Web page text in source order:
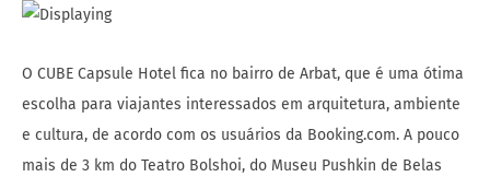
O CUBE Capsule Hotel fica no bairro de Arbat, que é uma ótima
escolha para viajantes interessados em arquitetura, ambiente
e cultura, de acordo com os usuários da Booking.com. A pouco
mais de 3 km do Teatro Bolshoi, do Museu Pushkin de Belas